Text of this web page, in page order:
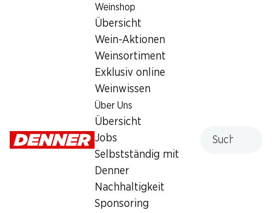
Weinshop
Übersicht
Wein-Aktionen
Weinsortiment
Exklusiv online
Weinwissen
Über Uns
Übersicht
Jobs
Selbstständig mit
Denner
Nachhaltigkeit
Sponsoring
Denner Mineralwasser
ohne Kohlensäure, 1,5 Liter
1028633